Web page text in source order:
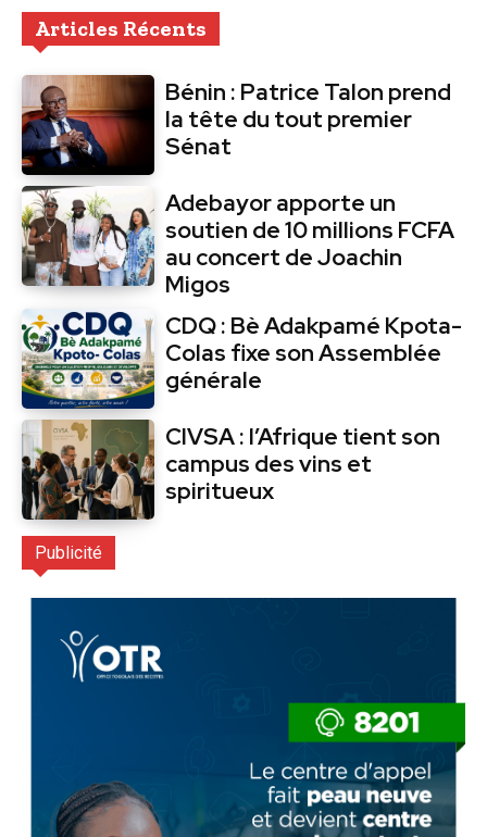
Articles Récents
Bénin : Patrice Talon prend
la tête du tout premier
Sénat
Adebayor apporte un
soutien de 10 millions FCFA
au concert de Joachin
Migos
CDQ : Bè Adakpamé Kpota-
Colas fixe son Assemblée
générale
CIVSA : l’Afrique tient son
campus des vins et
spiritueux
Publicité